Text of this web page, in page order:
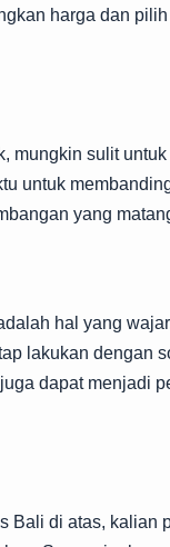
harga dan
mungkin sulit
untuk
yang
hal yang
lakukan dengan
dapat menjadi
Bali di atas, kalian